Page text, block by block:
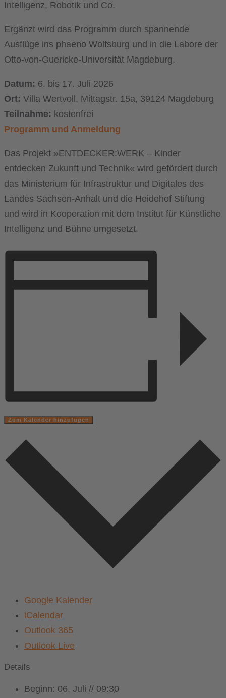
Intelligenz, Robotik und Co.
Ergänzt wird das Programm durch spannende
Ausflüge ins phaeno Wolfsburg und in die Labore der
Otto-von-Guericke-Universität Magdeburg.
Datum: 6. bis 17. Juli 2026
Ort: Villa Wertvoll, Mittagstr. 15a, 39124 Magdeburg
Teilnahme: kostenfrei
Programm und Anmeldung
Das Projekt »ENTDECKER:WERK – Kinder
entdecken Zukunft und Technik« wird gefördert durch
das Ministerium für Infrastruktur und Digitales des
Landes Sachsen-Anhalt und die Heidehof Stiftung
und wird in Kooperation mit dem Institut für Künstliche
Intelligenz und Bühne umgesetzt.
Zum Kalender hinzufügen
Google Kalender
iCalendar
Outlook 365
Outlook Live
Details
Beginn: 06. Juli // 09:30